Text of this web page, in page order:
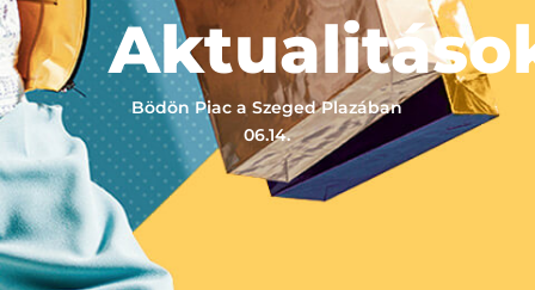
Bödön Piac a Szeged Plazában
06.14.